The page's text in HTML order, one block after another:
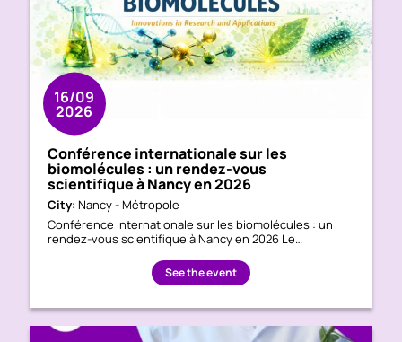
16/09
2026
Conférence internationale sur les
biomolécules : un rendez-vous
scientifique à Nancy en 2026
City: Nancy - Métropole
Conférence internationale sur les biomolécules : un
rendez-vous scientifique à Nancy en 2026 Le…
See the event